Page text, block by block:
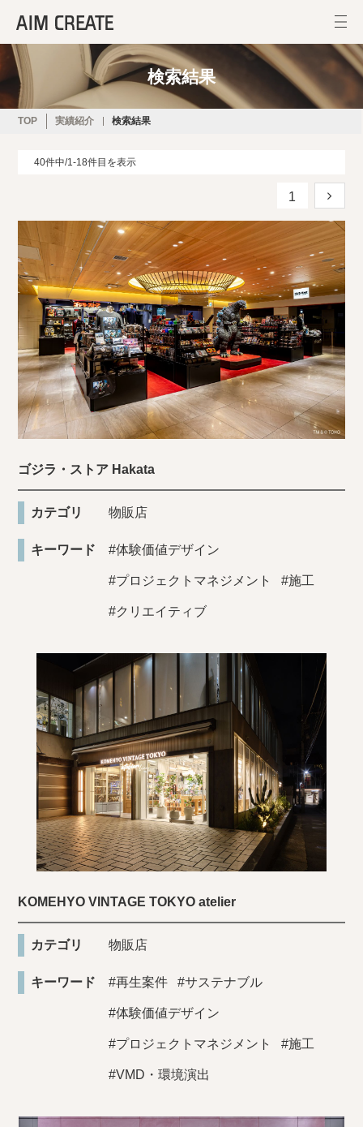
検索結果
TOP 実績紹介 検索結果
40件中/1-18件目を表示
1
ゴジラ・ストア Hakata
カテゴリ 物販店
キーワード #体験価値デザイン
#プロジェクトマネジメント #施工
#クリエイティブ
KOMEHYO VINTAGE TOKYO atelier
カテゴリ 物販店
キーワード #再生案件 #サステナブル
#体験価値デザイン
#プロジェクトマネジメント #施工
#VMD・環境演出